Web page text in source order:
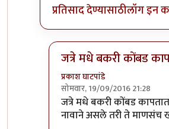
प्रतिसाद देण्यासाठीलॉग इन
जत्रे मधे बकरी कोंबड
प्रकाश घाटपांडे
सोमवार, 19/09/2016 21:28
In reply toबकरीईदलाही
जत्रे मधे बकरी कोंबड
नावाने असले तरी ते माणसंच